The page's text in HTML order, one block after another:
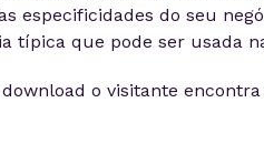
especificidades do seu
típica que pode ser usada
o visitante